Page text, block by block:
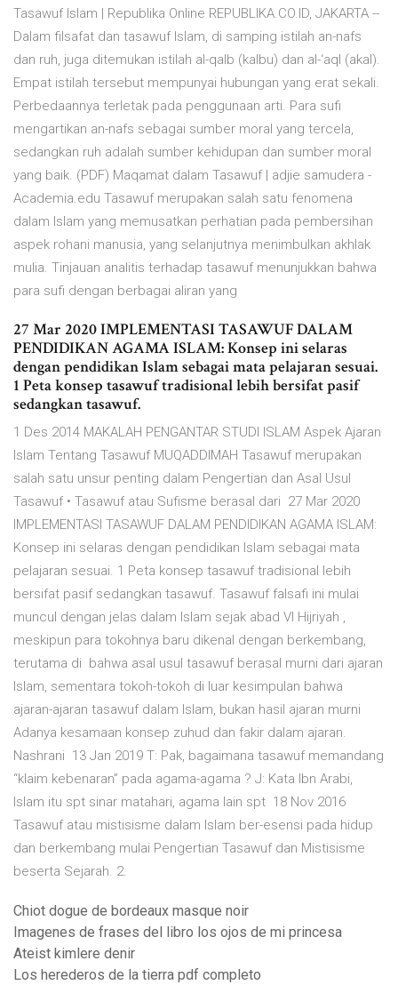
Tasawuf Islam | Republika Online REPUBLIKA.CO.ID, JAKARTA --
Dalam filsafat dan tasawuf Islam, di samping istilah an-nafs
dan ruh, juga ditemukan istilah al-qalb (kalbu) dan al-‘aql (akal).
Empat istilah tersebut mempunyai hubungan yang erat sekali.
Perbedaannya terletak pada penggunaan arti. Para sufi
mengartikan an-nafs sebagai sumber moral yang tercela,
sedangkan ruh adalah sumber kehidupan dan sumber moral
yang baik. (PDF) Maqamat dalam Tasawuf | adjie samudera -
Academia.edu Tasawuf merupakan salah satu fenomena
dalam Islam yang memusatkan perhatian pada pembersihan
aspek rohani manusia, yang selanjutnya menimbulkan akhlak
mulia. Tinjauan analitis terhadap tasawuf menunjukkan bahwa
para sufi dengan berbagai aliran yang
27 Mar 2020 IMPLEMENTASI TASAWUF DALAM
PENDIDIKAN AGAMA ISLAM: Konsep ini selaras
dengan pendidikan Islam sebagai mata pelajaran sesuai.
1 Peta konsep tasawuf tradisional lebih bersifat pasif
sedangkan tasawuf.
1 Des 2014 MAKALAH PENGANTAR STUDI ISLAM Aspek Ajaran
Islam Tentang Tasawuf MUQADDIMAH Tasawuf merupakan
salah satu unsur penting dalam Pengertian dan Asal Usul
Tasawuf • Tasawuf atau Sufisme berasal dari 27 Mar 2020
IMPLEMENTASI TASAWUF DALAM PENDIDIKAN AGAMA ISLAM:
Konsep ini selaras dengan pendidikan Islam sebagai mata
pelajaran sesuai. 1 Peta konsep tasawuf tradisional lebih
bersifat pasif sedangkan tasawuf. Tasawuf falsafi ini mulai
muncul dengan jelas dalam Islam sejak abad VI Hijriyah ,
meskipun para tokohnya baru dikenal dengan berkembang,
terutama di bahwa asal usul tasawuf berasal murni dari ajaran
Islam, sementara tokoh-tokoh di luar kesimpulan bahwa
ajaran-ajaran tasawuf dalam Islam, bukan hasil ajaran murni
Adanya kesamaan konsep zuhud dan fakir dalam ajaran.
Nashrani 13 Jan 2019 T: Pak, bagaimana tasawuf memandang
“klaim kebenaran” pada agama-agama ? J: Kata Ibn Arabi,
Islam itu spt sinar matahari, agama lain spt 18 Nov 2016
Tasawuf atau mistisisme dalam Islam ber-esensi pada hidup
dan berkembang mulai Pengertian Tasawuf dan Mistisisme
beserta Sejarah. 2.
Chiot dogue de bordeaux masque noir
Imagenes de frases del libro los ojos de mi princesa
Ateist kimlere denir
Los herederos de la tierra pdf completo